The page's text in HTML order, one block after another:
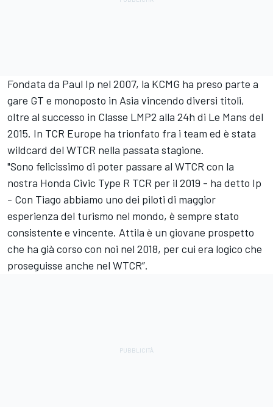
Fondata da Paul Ip nel 2007, la KCMG ha preso parte a
gare GT e monoposto in Asia vincendo diversi titoli,
oltre al successo in Classe LMP2 alla 24h di Le Mans del
2015. In TCR Europe ha trionfato fra i team ed è stata
wildcard del WTCR nella passata stagione.
"Sono felicissimo di poter passare al WTCR con la
nostra Honda Civic Type R TCR per il 2019 - ha detto Ip
- Con Tiago abbiamo uno dei piloti di maggior
esperienza del turismo nel mondo, è sempre stato
consistente e vincente. Attila è un giovane prospetto
che ha già corso con noi nel 2018, per cui era logico che
proseguisse anche nel WTCR”.